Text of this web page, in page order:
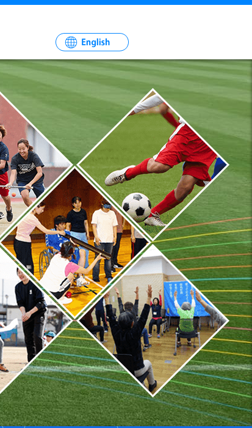
体
ス
一
社
法
日
体
育
ス
ー
ツ
健
学
は
員
約